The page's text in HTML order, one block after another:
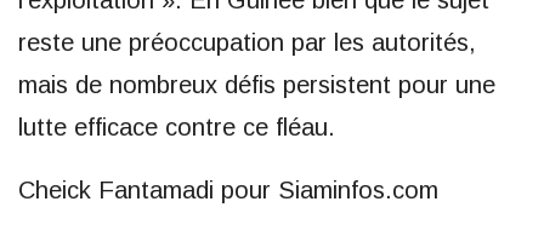
reste une préoccupation par les autorités,
mais de nombreux défis persistent pour une
lutte efficace contre ce fléau.
Cheick Fantamadi pour Siaminfos.com